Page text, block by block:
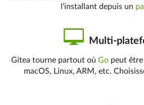
l'installant depuis un
Multi-
Gitea tourne partout où Go peut
macOS, Linux, ARM, etc.